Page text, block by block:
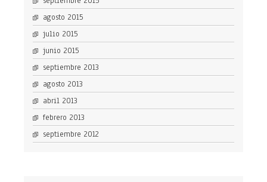
agosto 2015
julio 2015
junio 2015
septiembre 2013
agosto 2013
abril 2013
febrero 2013
septiembre 2012